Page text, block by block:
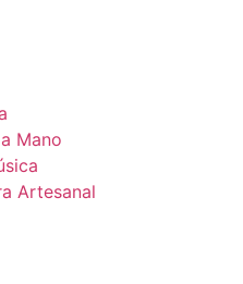
Mano
Artesanal